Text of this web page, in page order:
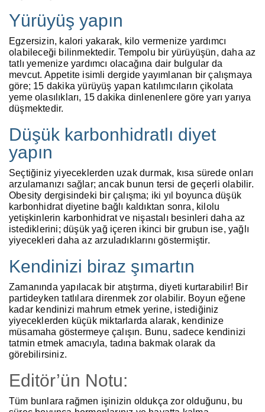
Yürüyüş yapın
Egzersizin, kalori yakarak, kilo vermenize yardımcı
olabileceği bilinmektedir. Tempolu bir yürüyüşün, daha az
tatlı yemenize yardımcı olacağına dair bulgular da
mevcut. Appetite isimli dergide yayımlanan bir çalışmaya
göre; 15 dakika yürüyüş yapan katılımcıların çikolata
yeme olasılıkları, 15 dakika dinlenenlere göre yarı yarıya
düşmektedir.
Düşük karbonhidratlı diyet
yapın
Seçtiğiniz yiyeceklerden uzak durmak, kısa sürede onları
arzulamanızı sağlar; ancak bunun tersi de geçerli olabilir.
Obesity dergisindeki bir çalışma; iki yıl boyunca düşük
karbonhidrat diyetine bağlı kaldıktan sonra, kilolu
yetişkinlerin karbonhidrat ve nişastalı besinleri daha az
istediklerini; düşük yağ içeren ikinci bir grubun ise, yağlı
yiyecekleri daha az arzuladıklarını göstermiştir.
Kendinizi biraz şımartın
Zamanında yapılacak bir atıştırma, diyeti kurtarabilir! Bir
partideyken tatlılara direnmek zor olabilir. Boyun eğene
kadar kendinizi mahrum etmek yerine, istediğiniz
yiyeceklerden küçük miktarlarda alarak, kendinize
müsamaha göstermeye çalışın. Bunu, sadece kendinizi
tatmin etmek amacıyla, tadına bakmak olarak da
görebilirsiniz.
Editör’ün Notu:
Tüm bunlara rağmen işinizin oldukça zor olduğunu, bu